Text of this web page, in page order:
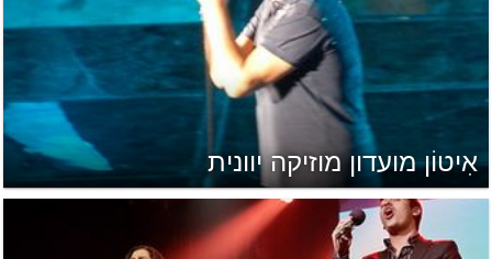
אִיטוֹן מועדון מוזיקה יוונית